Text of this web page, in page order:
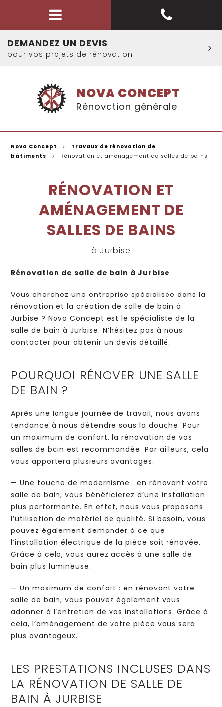
DEMANDEZ UN DEVIS
pour vos projets de rénovation
NOVA CONCEPT
Rénovation générale
Nova Concept
Travaux de rénovation de
bâtiments
Rénovation et aménagement de salles de bains
RÉNOVATION ET
AMÉNAGEMENT DE
SALLES DE BAINS
à Jurbise
Rénovation de salle de bain à Jurbise
Vous cherchez une entreprise spécialisée dans la
rénovation et la création de salle de bain à
Jurbise ? Nova Concept est le spécialiste de la
salle de bain à Jurbise. N’hésitez pas à nous
contacter pour obtenir un devis détaillé.
POURQUOI RÉNOVER UNE SALLE
DE BAIN ?
Après une longue journée de travail, nous avons
tendance à nous détendre sous la douche. Pour
un maximum de confort, la rénovation de vos
salles de bain est recommandée. Par ailleurs, cela
vous apportera plusieurs avantages.
— Une touche de modernisme : en rénovant votre
salle de bain, vous bénéficierez d’une installation
plus performante. En effet, nous vous proposons
l’utilisation de matériel de qualité. Si besoin, vous
pouvez également demander à ce que
l’installation électrique de la pièce soit rénovée.
Grâce à cela, vous aurez accès à une salle de
bain plus lumineuse.
— Un maximum de confort : en rénovant votre
salle de bain, vous pouvez également vous
adonner à l’entretien de vos installations. Grâce à
cela, l’aménagement de votre pièce vous sera
plus avantageux.
LES PRESTATIONS INCLUSES DANS
LA RÉNOVATION DE SALLE DE
BAIN À JURBISE